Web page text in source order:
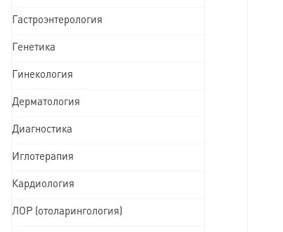
Гастроэнтерология
Генетика
Гинекология
Дерматология
Диагностика
Иглотерапия
Кардиология
ЛОР (отоларингология)